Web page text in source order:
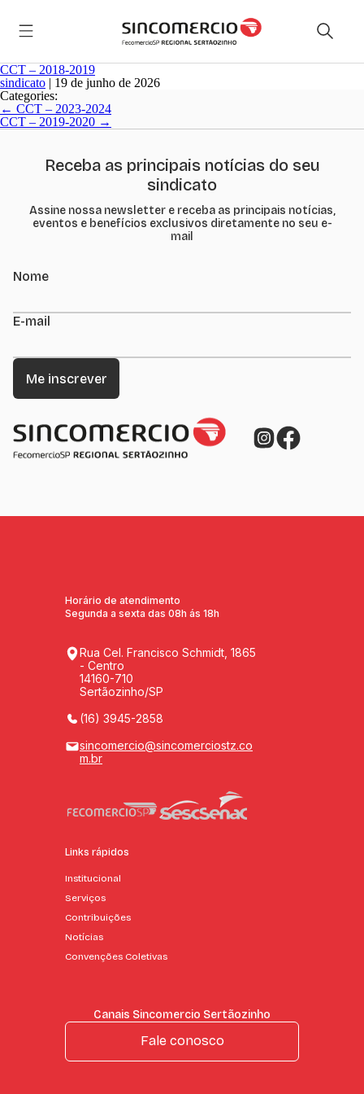
CCT – 2018-2019
sindicato | 19 de junho de 2026
Categories:
Navegação
de
Post
← CCT – 2023-2024
CCT – 2019-2020 →
Receba as principais notícias do seu
sindicato
Assine nossa newsletter e receba as principais notícias,
eventos e benefícios exclusivos diretamente no seu e-
mail
Nome
E-mail
Horário de atendimento
Segunda a sexta das 08h ás 18h
Rua Cel. Francisco Schmidt, 1865
- Centro
14160-710
Sertãozinho/SP
(16) 3945-2858
sincomercio@sincomerciostz.co
m.br
Links rápidos
Institucional
Serviços
Contribuições
Notícias
Convenções Coletivas
Canais Sincomercio Sertãozinho
Fale conosco